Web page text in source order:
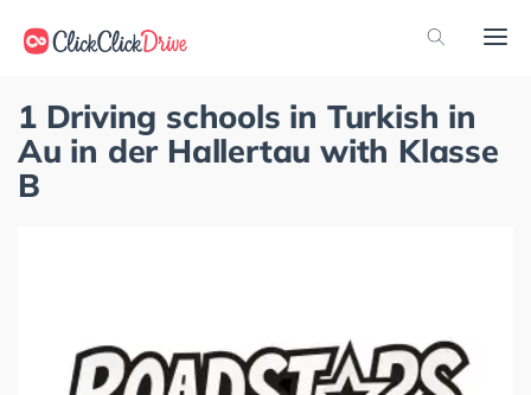
1 Driving schools in Turkish in
Au in der Hallertau with Klasse
B